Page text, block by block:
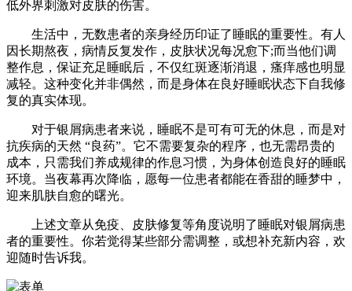
低外界刺激对皮肤的伤害。​
生活中，无数患者的亲身经历印证了睡眠的重要性。有人
因长期熬夜，病情反复发作，皮肤状况每况愈下;而当他们调
整作息，保证充足睡眠后，不仅红斑逐渐消退，瘙痒感也明显
减轻。这种变化并非偶然，而是身体在良好睡眠状态下自我修
复的真实体现。​
对于银屑病患者来说，睡眠不是可有可无的休息，而是对
抗疾病的天然 “良药”。它不需要复杂的程序，也无需昂贵的
成本，只需我们养成规律的作息习惯，为身体创造良好的睡眠
环境。当夜幕再次降临，愿每一位患者都能在香甜的睡梦中，
迎来肌肤自愈的曙光。​
上述文章从免疫、皮肤修复等角度说明了睡眠对银屑病患
者的重要性。你若觉得某些部分需调整，或想补充新内容，欢
迎随时告诉我。